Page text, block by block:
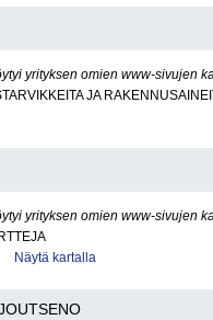
yrityksen omien www-sivujen
JA
yrityksen omien www-sivujen
Näytä kartalla